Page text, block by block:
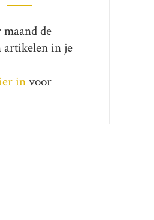
de
artikelen in je
invoor